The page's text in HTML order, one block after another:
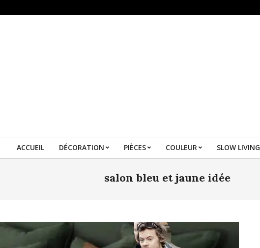
Primary
Menu
ACCUEIL DÉCORATION PIÈCES COULEUR SLOW LIVING
salon bleu et jaune idée